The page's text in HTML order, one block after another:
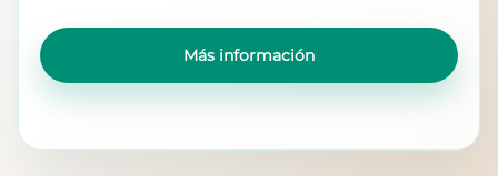
Más información